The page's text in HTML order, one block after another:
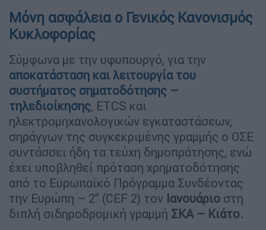
Μόνη ασφάλεια ο Γενικός Κανονισμός
Κυκλοφορίας
Σύμφωνα με την υφυπουργό, για την
αποκατάσταση και λειτουργία του
συστήματος σηματοδότησης –
τηλεδιοίκησης, ΕTCS και
ηλεκτρομηχανολογικών εγκαταστάσεων,
σηράγγων της συγκεκριμένης γραμμής ο ΟΣΕ
συντάσσει ήδη τα τεύχη δημοπράτησης, ενώ
έχει υποβληθεί πρόταση χρηματοδότησης
από το Ευρωπαϊκό Πρόγραμμα Συνδέοντας
την Ευρώπη – 2” (CEF 2) τον Ιανουάριο στη
διπλή σιδηροδρομική γραμμή ΣΚΑ – Κιάτο.